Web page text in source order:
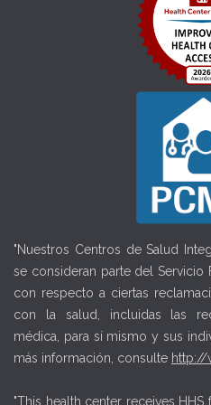
"Nuestros Centros de Salud
se consideran parte del Servicio
con respecto a ciertas
con la salud, incluidas las
médica, para sí mismo y sus
más información, consulte http://
"This health center receives